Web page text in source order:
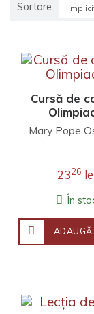
Sortare
Cursă de
Mary Pope
2326
În